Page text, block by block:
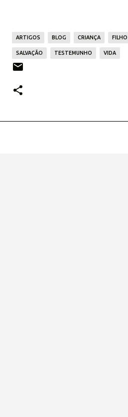
ARTIGOS BLOG CRIANÇA FILHO
SALVAÇÃO TESTEMUNHO VIDA